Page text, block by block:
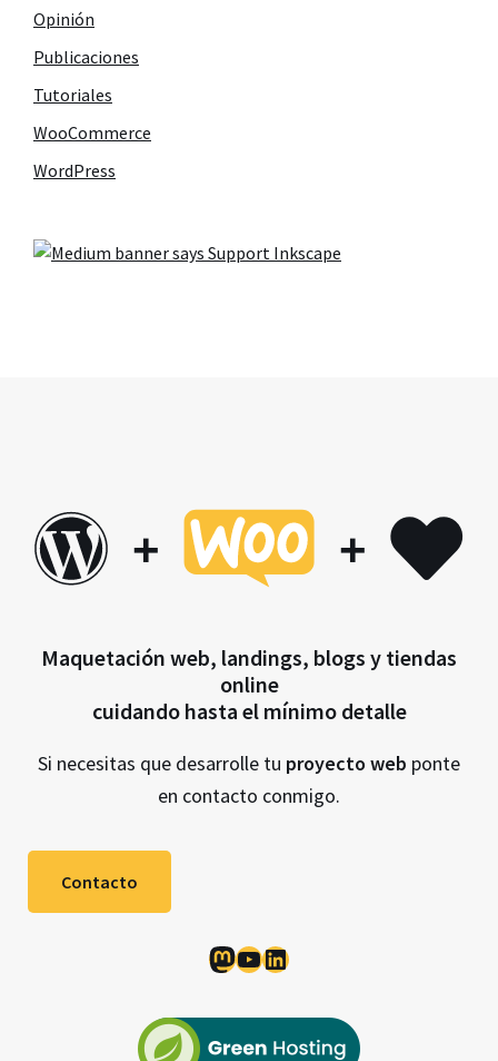
Opinión
Publicaciones
Tutoriales
WooCommerce
WordPress
+ +
Maquetación web, landings, blogs y tiendas
online
cuidando hasta el mínimo detalle
Si necesitas que desarrolle tu proyecto web ponte
en contacto conmigo.
Contacto
Mastodon
YouTube
LinkedIn